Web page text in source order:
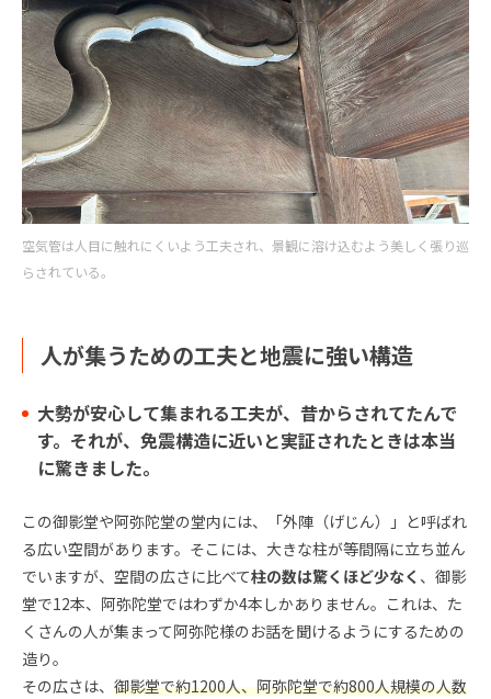
空気管は人目に触れにくいよう工夫され、景観に溶け込むよう美しく張り巡
らされている。
人が集うための工夫と地震に強い構造
大勢が安心して集まれる工夫が、昔からされてたんで
す。それが、免震構造に近いと実証されたときは本当
に驚きました。
この御影堂や阿弥陀堂の堂内には、「外陣（げじん）」と呼ばれ
る広い空間があります。そこには、大きな柱が等間隔に立ち並ん
でいますが、空間の広さに比べて柱の数は驚くほど少なく 、御影
堂で12本、阿弥陀堂ではわずか4本しかありません。これは、た
くさんの人が集まって阿弥陀様のお話を聞けるようにするための
造り。
その広さは、 御影堂で約1200人、阿弥陀堂で約800人規模の人数